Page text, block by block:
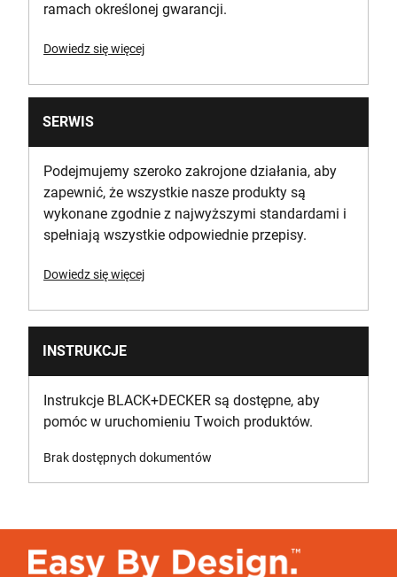
ramach określonej gwarancji.
Dowiedz się więcej
SERWIS
Podejmujemy szeroko zakrojone działania, aby
zapewnić, że wszystkie nasze produkty są
wykonane zgodnie z najwyższymi standardami i
spełniają wszystkie odpowiednie przepisy.
Dowiedz się więcej
INSTRUKCJE
Instrukcje BLACK+DECKER są dostępne, aby
pomóc w uruchomieniu Twoich produktów.
Brak dostępnych dokumentów